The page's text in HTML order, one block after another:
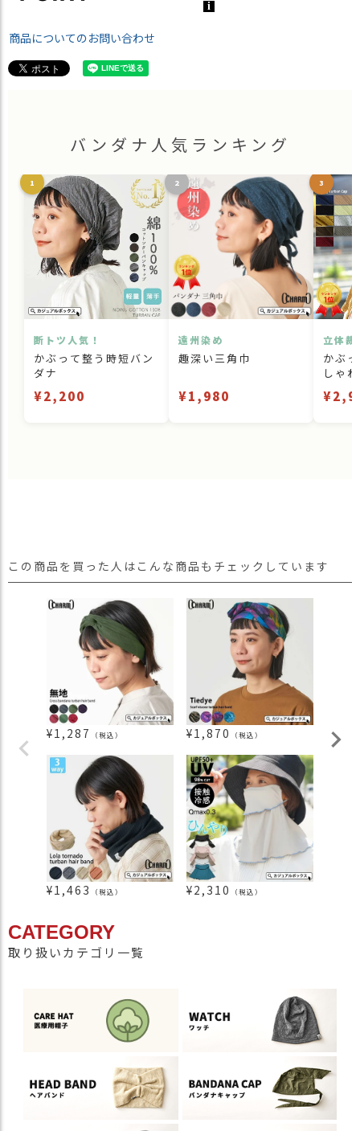
商品についてのお問い合わせ
バンダナ人気ランキング
1
断トツ人気！
かぶって整う時短バン
ダナ
¥2,200
2
遠州染め
趣深い三角巾
¥1,980
3
立体
かぶ
しゃ
この商品を買った人はこんな商品もチェックしています
¥1,287 （税込） ¥1,870 （税込） ¥
¥1,463 （税込） ¥2,310 （税込）
CATEGORY
取り扱いカテゴリ一覧